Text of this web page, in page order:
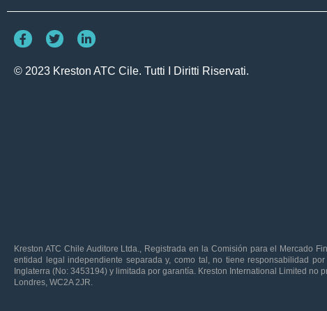
© 2023 Kreston ATC Cile. Tutti I Diritti Riservati.
Kreston ATC Chile Auditore Ltda., Registrada en la Comisión para el Mercado
entidad legal independiente separada y, como tal, no tiene responsabilidad
Inglaterra (No: 3453194) y limitada por garantía. Kreston International Limited
Londres, WC2A 2JR.